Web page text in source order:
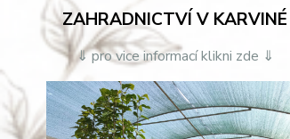
ZAHRADNICTVÍ V KARVINÉ
⇓ pro vice informací klikni zde ⇓